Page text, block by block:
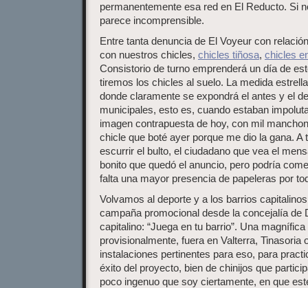
permanentemente esa red en El Reducto. Si
parece incomprensible.
Entre tanta denuncia de El Voyeur con
con nuestros chicles, chicles tiñosa, chicles
Consistorio de turno emprenderá un día de
tiremos los chicles al suelo. La medida
donde claramente se expondrá el antes y el
municipales, esto es, cuando estaban
imagen contrapuesta de hoy, con mil
chicle que boté ayer porque me dio la gana.
escurrir el bulto, el ciudadano que vea el
bonito que quedó el anuncio, pero podría
falta una mayor presencia de papeleras por
Volvamos al deporte y a los barrios
campaña promocional desde la concejalía de
capitalino: “Juega en tu barrio”. Una
provisionalmente, fuera en Valterra, Tinasoria
instalaciones pertinentes para eso, para
éxito del proyecto, bien de chinijos que
poco ingenuo que soy ciertamente, en que